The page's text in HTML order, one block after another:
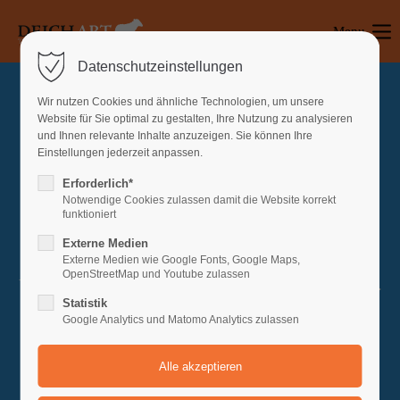
Login
Benutzername
Passwort
Anmelden
Register
Lorem ipsum dolor sit amet:
Menu
Access denied
You do not have permission for this page. Please log in.
Login
Datenschutzeinstellungen
Wir nutzen Cookies und ähnliche Technologien, um unsere
Website für Sie optimal zu gestalten, Ihre Nutzung zu analysieren
und Ihnen relevante Inhalte anzuzeigen. Sie können Ihre
Einstellungen jederzeit anpassen.
Erforderlich*
Notwendige Cookies zulassen damit die Website korrekt
funktioniert
Externe Medien
Externe Medien wie Google Fonts, Google Maps,
OpenStreetMap und Youtube zulassen
Statistik
Google Analytics und Matomo Analytics zulassen